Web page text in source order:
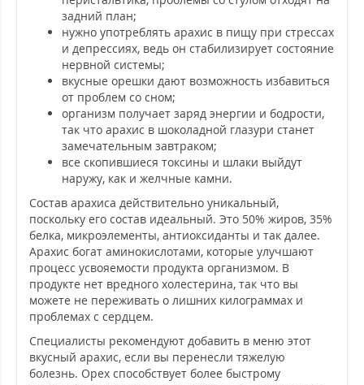
задний план;
нужно употреблять арахис в пищу при стрессах
и депрессиях, ведь он стабилизирует состояние
нервной системы;
вкусные орешки дают возможность избавиться
от проблем со сном;
организм получает заряд энергии и бодрости,
так что арахис в шоколадной глазури станет
замечательным завтраком;
все скопившиеся токсины и шлаки выйдут
наружу, как и желчные камни.
Состав арахиса действительно уникальный,
поскольку его состав идеальный. Это 50% жиров, 35%
белка, микроэлементы, антиоксиданты и так далее.
Арахис богат аминокислотами, которые улучшают
процесс усвояемости продукта организмом. В
продукте нет вредного холестерина, так что вы
можете не переживать о лишних килограммах и
проблемах с сердцем.
Специалисты рекомендуют добавить в меню этот
вкусный арахис, если вы перенесли тяжелую
болезнь. Орех способствует более быстрому